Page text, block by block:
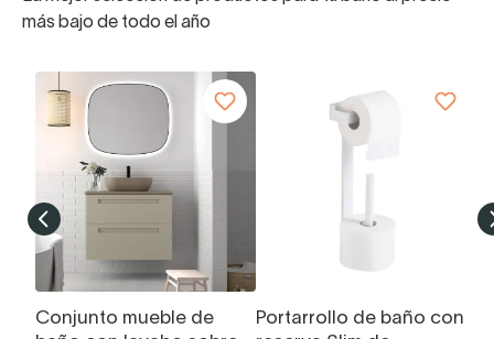
más bajo de todo el año
Conjunto mueble de
Portarrollo de baño con